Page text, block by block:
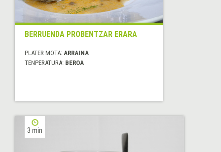
BERRUENDA PROBENTZAR ERARA
PLATER MOTA: ARRAINA
TENPERATURA: BEROA
3 min